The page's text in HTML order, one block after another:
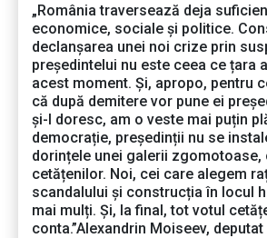
„România traversează deja
economice, sociale și politice.
declanșarea unei noi crize prin
președintelui nu este ceea ce țara
acest moment. Și, apropo, pentru
că după demitere vor pune ei
și-l doresc, am o veste mai puțin
democrație, președinții nu se
dorințele unei galerii zgomotoase,
cetățenilor. Noi, cei care alegem
scandalului și construcția în locul
mai mulți. Și, la final, tot votul
conta.”Alexandrin Moiseev, deputat